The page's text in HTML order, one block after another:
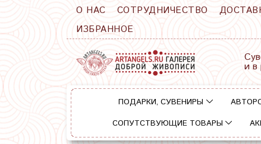
О НАС СОТРУДНИЧЕСТВО
ИЗБРАННОЕ
и в
ПОДАРКИ, СУВЕНИРЫ
СОПУТСТВУЮЩИЕ ТОВАРЫ